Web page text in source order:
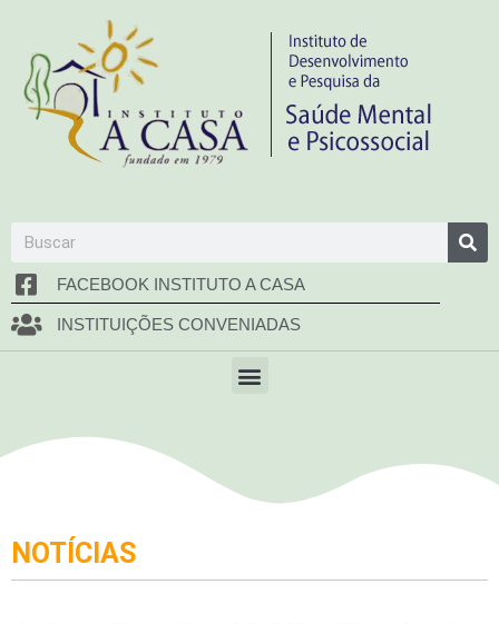
FACEBOOK INSTITUTO A CASA
INSTITUIÇÕES CONVENIADAS
NOTÍCIAS